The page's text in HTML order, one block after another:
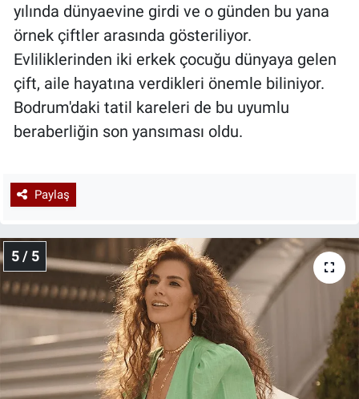
yılında dünyaevine girdi ve o günden bu yana
örnek çiftler arasında gösteriliyor.
Evliliklerinden iki erkek çocuğu dünyaya gelen
çift, aile hayatına verdikleri önemle biliniyor.
Bodrum'daki tatil kareleri de bu uyumlu
beraberliğin son yansıması oldu.
Paylaş
5 / 5